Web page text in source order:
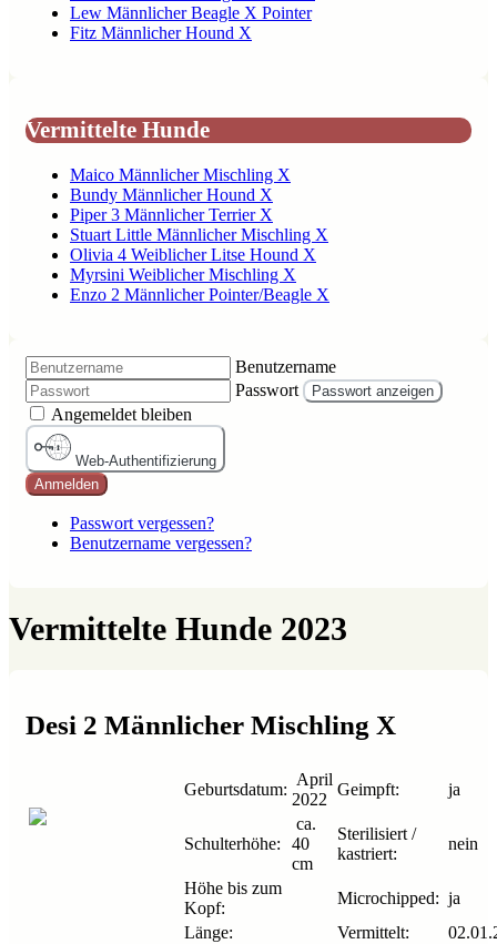
Lew Männlicher Beagle X Pointer
Fitz Männlicher Hound X
Vermittelte Hunde
Maico Männlicher Mischling X
Bundy Männlicher Hound X
Piper 3 Männlicher Terrier X
Stuart Little Männlicher Mischling X
Olivia 4 Weiblicher Litse Hound X
Myrsini Weiblicher Mischling X
Enzo 2 Männlicher Pointer/Beagle X
Benutzername
Passwort
Passwort anzeigen
Angemeldet bleiben
Web-Authentifizierung
Anmelden
Passwort vergessen?
Benutzername vergessen?
Vermittelte Hunde 2023
Desi 2 Männlicher Mischling X
Geburtsdatum:
April
2022
Geimpft: ja
Schulterhöhe:
ca.
40
cm
Sterilisiert /
kastriert:
nein
Höhe bis zum
Kopf:
Microchipped: ja
Länge:
Vermittelt: